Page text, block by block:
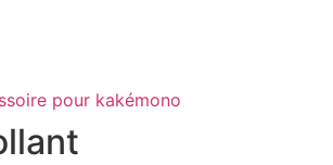
pour kakémono